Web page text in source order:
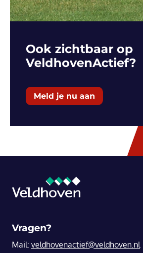
Ook zichtbaar op
VeldhovenActief?
Meld je nu aan
Vragen?
Mail: veldhovenactief@veldhoven.nl